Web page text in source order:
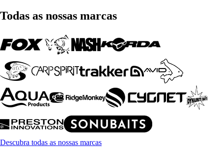
Todas as nossas marcas
Descubra todas as nossas marcas